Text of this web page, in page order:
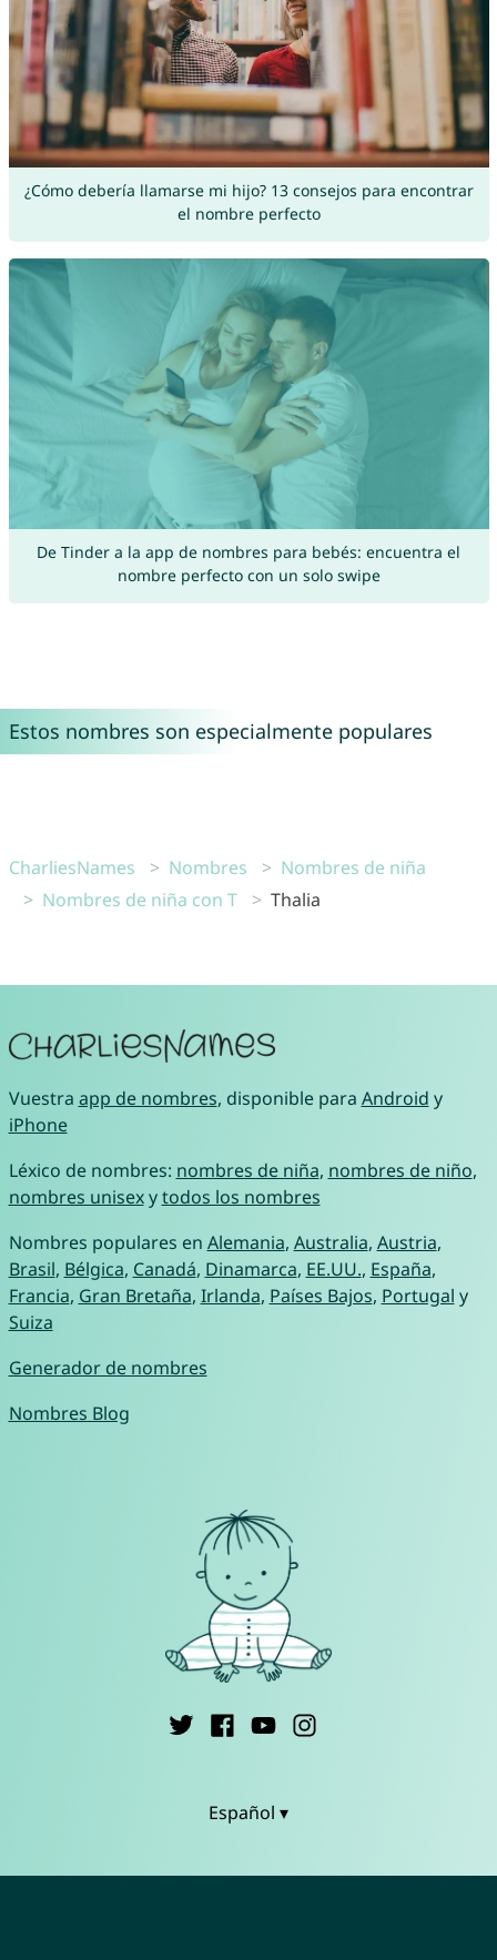
¿Cómo debería llamarse mi hijo? 13 consejos para encontrar
el nombre perfecto
De Tinder a la app de nombres para bebés: encuentra el
nombre perfecto con un solo swipe
Estos nombres son especialmente populares
CharliesNames Nombres
Nombres de niña
Nombres de niña con T
Thalia
Vuestra app de nombres, disponible para Android y
iPhone
Léxico de nombres: nombres de niña, nombres de niño,
nombres unisexytodos los nombres
Nombres populares en Alemania, Australia, Austria,
Brasil, Bélgica, Canadá, Dinamarca, EE.UU., España,
Francia, Gran Bretaña, Irlanda, Países Bajos, Portugal y
Suiza
Generador de nombres
Nombres Blog
Español ▾